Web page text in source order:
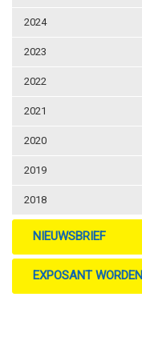
2024
2023
2022
2021
2020
2019
2018
NIEUWSBRIEF
EXPOSANT WORDEN